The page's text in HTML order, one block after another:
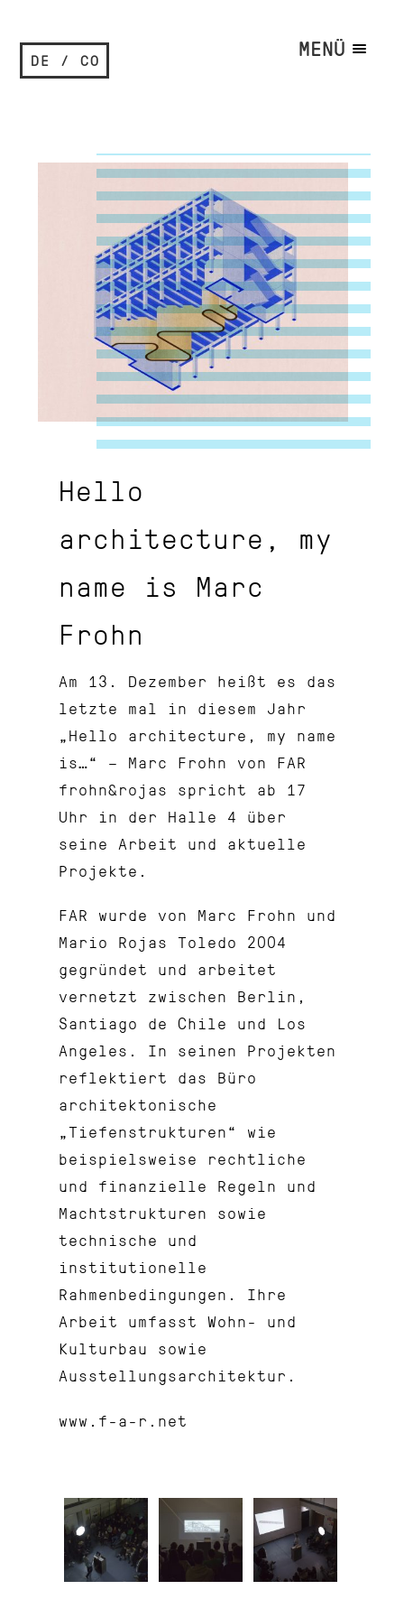
DE / CO MENÜ
Hello
architecture, my
name is Marc
Frohn
Am 13. Dezember heißt es das
letzte mal in diesem Jahr
„Hello architecture, my name
is…“ – Marc Frohn von FAR
frohn&rojas spricht ab 17
Uhr in der Halle 4 über
seine Arbeit und aktuelle
Projekte.
FAR wurde von Marc Frohn und
Mario Rojas Toledo 2004
gegründet und arbeitet
vernetzt zwischen Berlin,
Santiago de Chile und Los
Angeles. In seinen Projekten
reflektiert das Büro
architektonische
„Tiefenstrukturen“ wie
beispielsweise rechtliche
und finanzielle Regeln und
Machtstrukturen sowie
technische und
institutionelle
Rahmenbedingungen. Ihre
Arbeit umfasst Wohn- und
Kulturbau sowie
Ausstellungsarchitektur.
www.f-a-r.net